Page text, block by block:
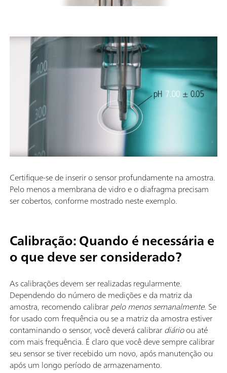
Certifique-se de inserir o sensor profundamente na amostra.
Pelo menos a membrana de vidro e o diafragma precisam
ser cobertos, conforme mostrado neste exemplo.
Calibração: Quando é necessária e
o que deve ser considerado?
As calibrações devem ser realizadas regularmente.
Dependendo do número de medições e da matriz da
amostra, recomendo calibrarpelo menos semanalmente. Se
for usado com frequência ou se a matriz da amostra estiver
contaminando o sensor, você deverá calibrardiárioou até
com mais frequência. É claro que você deve sempre calibrar
seu sensor se tiver recebido um novo, após manutenção ou
após um longo período de armazenamento.